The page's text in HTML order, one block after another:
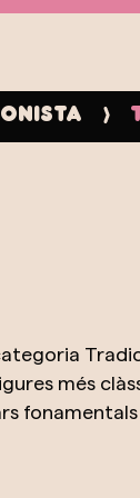
més
costums